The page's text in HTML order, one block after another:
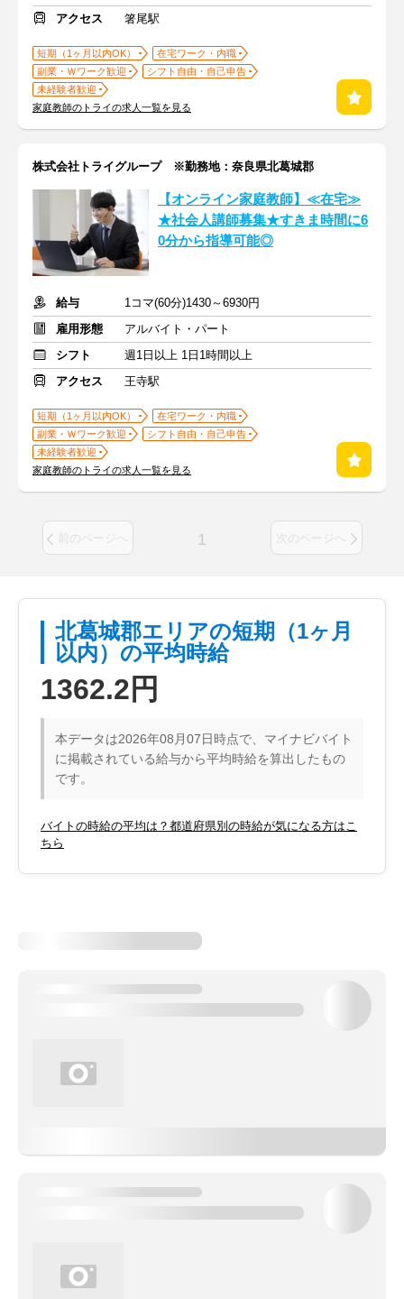
アクセス
箸尾駅
短期（1ヶ月以内OK）
在宅ワーク・内職
副業・Ｗワーク歓迎
シフト自由・自己申告
未経験者歓迎
家庭教師のトライの求人一覧を見る
株式会社トライグループ ※勤務地：奈良県北葛城郡
【オンライン家庭教師】≪在宅≫
★社会人講師募集★すきま時間に6
0分から指導可能◎
給与
1コマ(60分)1430～6930円
雇用形態
アルバイト・パート
シフト
週1日以上 1日1時間以上
アクセス
王寺駅
短期（1ヶ月以内OK）
在宅ワーク・内職
副業・Ｗワーク歓迎
シフト自由・自己申告
未経験者歓迎
家庭教師のトライの求人一覧を見る
前のページへ 1 次のページへ
北葛城郡エリアの短期（1ヶ月
以内）の平均時給
1362.2円
本データは2026年08月07日時点で、マイナビバイト
に掲載されている給与から平均時給を算出したもの
です。
バイトの時給の平均は？都道府県別の時給が気になる方はこ
ちら